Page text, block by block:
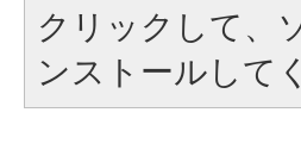
クリックして、
ンストールして